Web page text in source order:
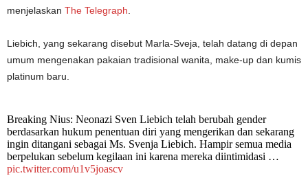
menjelaskan The Telegraph
Liebich, yang sekarang disebut Marla-Sveja, telah datang di depan
umum mengenakan pakaian tradisional wanita, make-up dan kumis
platinum baru.
Breaking Nius: Neonazi Sven Liebich telah berubah gender
berdasarkan hukum penentuan diri yang mengerikan dan sekarang
ingin ditangani sebagai Ms. Svenja Liebich. Hampir semua media
berpelukan sebelum kegilaan ini karena mereka diintimidasi …
pic.twitter.com/u1v5joascv